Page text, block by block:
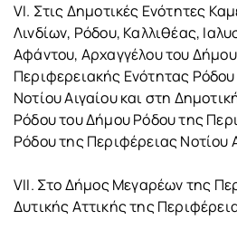
VI. Στις Δημοτικές Ενότητες
Λινδίων, Ρόδου, Καλλιθέας,
Αφάντου, Αρχαγγέλου του
Περιφερειακής Ενότητας
Νοτίου Αιγαίου και στη
Ρόδου του Δήμου Ρόδου της
Ρόδου της Περιφέρειας Νοτίου
VII. Στο Δήμος Μεγαρέων της
Δυτικής Αττικής της